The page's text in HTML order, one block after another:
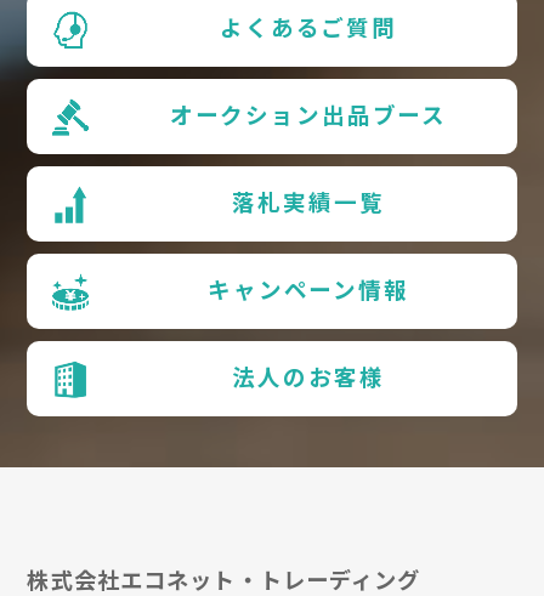
よくあるご質問
オークション出品ブース
落札実績一覧
キャンペーン情報
法人のお客様
株式会社エコネット・トレーディング